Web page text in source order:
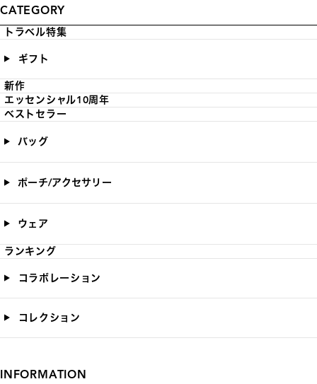
CATEGORY
トラベル特集
ギフト
新作
エッセンシャル10周年
ベストセラー
バッグ
ポーチ/アクセサリー
ウェア
ランキング
コラボレーション
コレクション
INFORMATION